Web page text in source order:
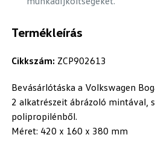
Termékleírás
Cikkszám: ZCP902613
Bevásárlótáska a Volkswagen
2 alkatrészeit ábrázoló mintával,
polipropilénből.
Méret: 420 x 160 x 380 mm